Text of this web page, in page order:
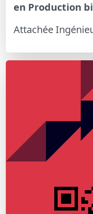
en Production
Attachée